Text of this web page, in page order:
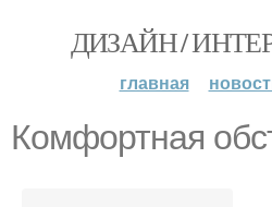
ДИЗАЙН /
главная
Комфортная